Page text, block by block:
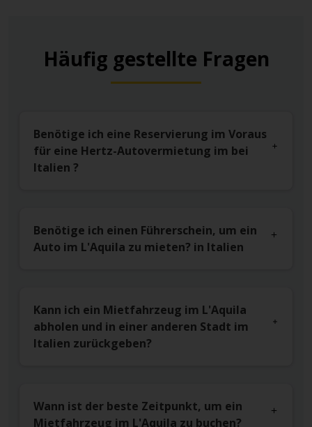
Häufig gestellte Fragen
Benötige ich eine Reservierung im Voraus
für eine Hertz-Autovermietung im bei
Italien ?
Benötige ich einen Führerschein, um ein
Auto im L'Aquila zu mieten? in Italien
Kann ich ein Mietfahrzeug im L'Aquila
abholen und in einer anderen Stadt im
Italien zurückgeben?
Wann ist der beste Zeitpunkt, um ein
Mietfahrzeug im L'Aquila zu buchen?